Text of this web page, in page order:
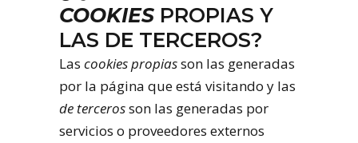
COOKIES PROPIAS Y
LAS DE TERCEROS?
Las cookies propiasson las generadas
por la página que está visitando y las
de tercerosson las generadas por
servicios o proveedores externos